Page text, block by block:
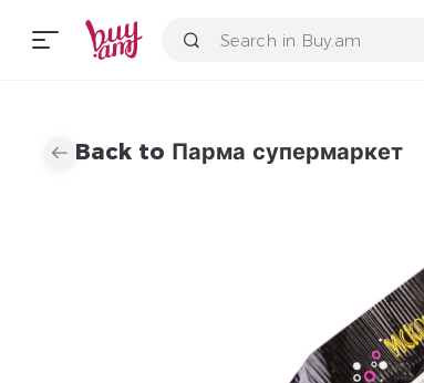
Back to Парма супермаркет